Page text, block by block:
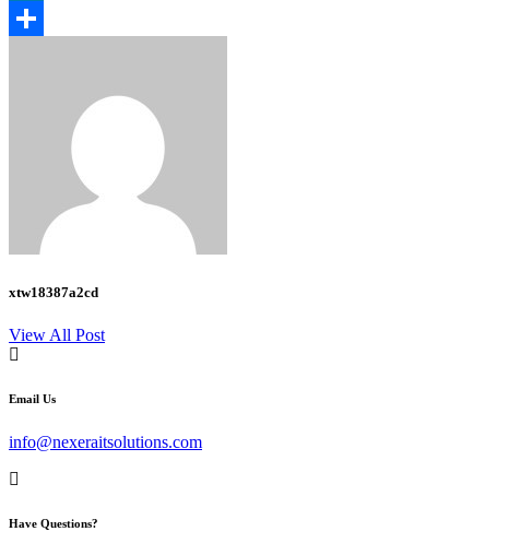
LinkedIn
xtw18387a2cd
View All Post
Email Us
info@nexeraitsolutions.com
Have Questions?